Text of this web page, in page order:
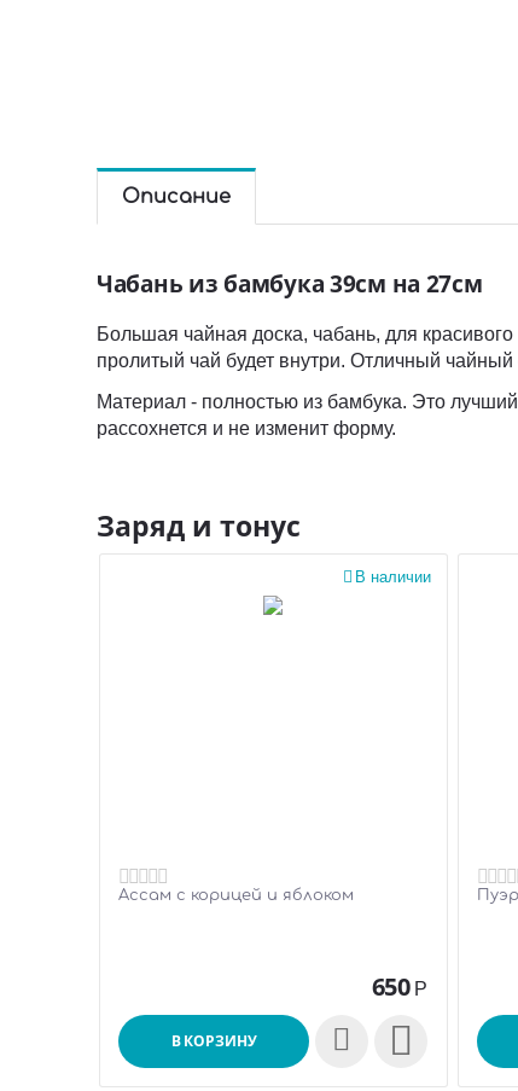
Описание
Чабань из бамбука 39см на 27см
Большая чайная доска, чабань, для
пролитый чай будет внутри. Отличный чайный
Материал - полностью из бамбука. Это
рассохнется и не изменит форму.
Заряд и тонус
В наличии

Ассам с корицей и яблоком
650 Р
В КОРЗИНУ 